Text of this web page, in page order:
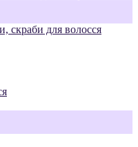
скраби для волосся